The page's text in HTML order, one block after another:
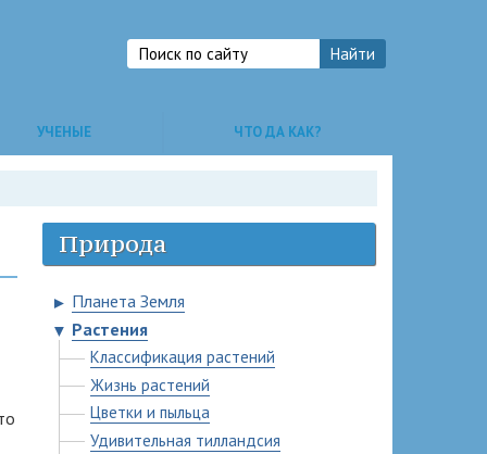
УЧЕНЫЕ ЧТО ДА КАК?
Природа
► Планета Земля
▼ Растения
Классификация растений
Жизнь растений
Цветки и пыльца
Удивительная тилландсия